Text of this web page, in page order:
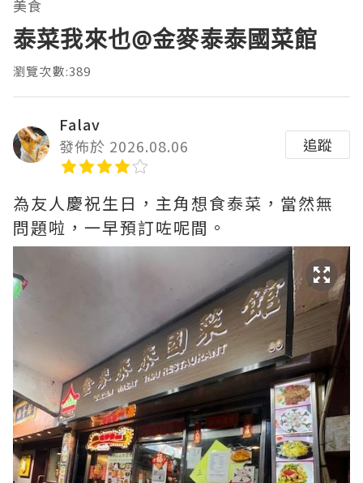
美食
泰菜我來也@金麥泰泰國菜館
瀏覽次數:389
Falav
發佈於 2026.08.06
追蹤
為友人慶祝生日，主角想食泰菜，當然無
問題啦，一早預訂咗呢間。